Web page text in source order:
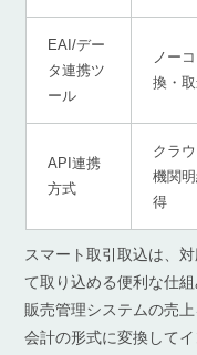
EAI/デー
タ連携ツ
ール
ノー
換・
API連携
方式
クラ
機関
得
スマート取引取込は、
て取り込める便利な仕
販売管理システムの売
会計の形式に変換して